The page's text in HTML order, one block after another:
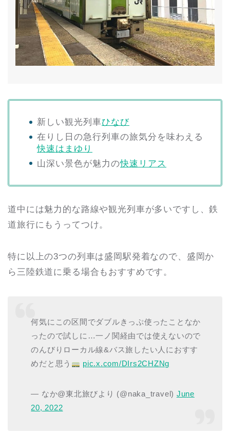
新しい観光列車ひなび
在りし日の急行列車の旅気分を味わえる
快速はまゆり
山深い景色が魅力の快速リアス
道中には魅力的な路線や観光列車が多いですし、鉄
道旅行にもうってつけ。
特に以上の3つの列車は盛岡駅発着なので、盛岡か
ら三陸鉄道に乗る場合もおすすめです。
何気にこの区間でダブルきっぷ使ったことなか
ったので試しに…一ノ関経由では使えないので
のんびりローカル線&バス旅したい人におすす
めだと思う
pic.x.com/DIrs2CHZNg
— なか@東北旅びより (@naka_travel) June
20, 2022